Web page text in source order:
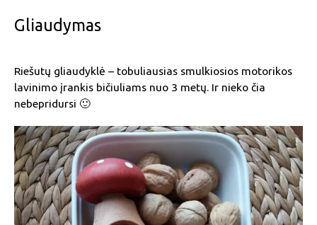
Gliaudymas
Riešutų gliaudyklė – tobuliausias smulkiosios motorikos
lavinimo įrankis bičiuliams nuo 3 metų. Ir nieko čia
nebepridursi 🙂